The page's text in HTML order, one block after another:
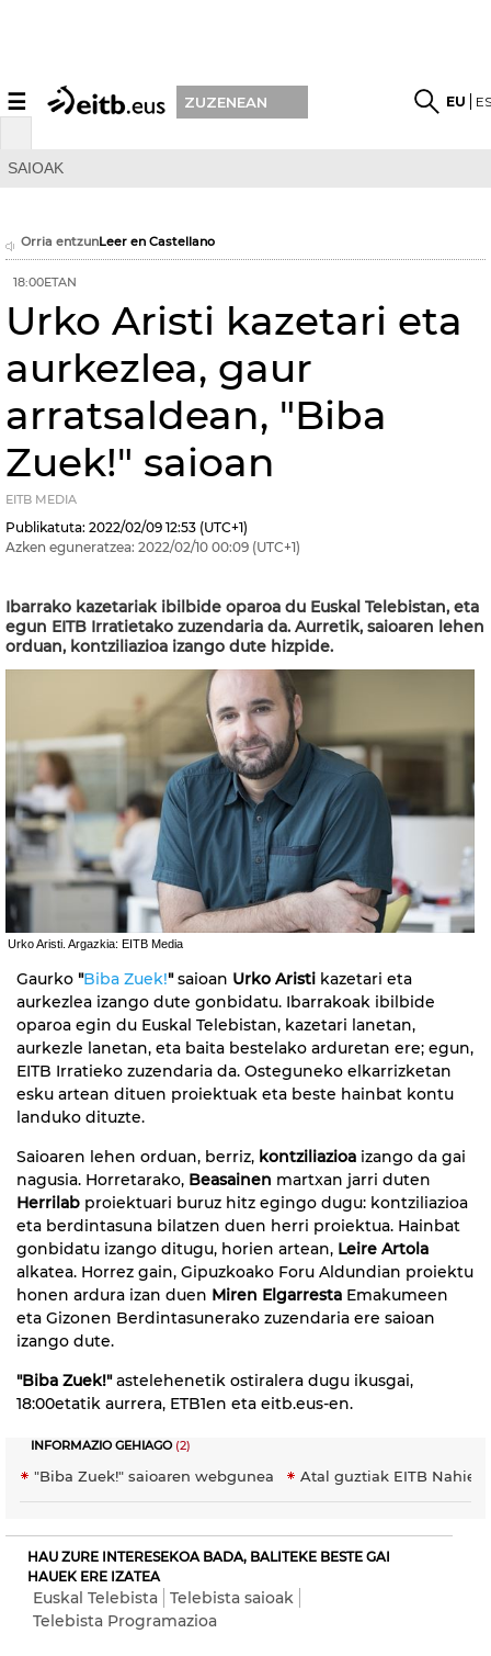
☰ ZUZENEAN EU
SAIOAK
Orria entzunLeer en Castellano
18:00ETAN
Urko Aristi kazetari eta
aurkezlea, gaur
arratsaldean, "Biba
Zuek!" saioan
EITB MEDIA
Publikatuta: 2022/02/09 12:53 (UTC+1)
Azken eguneratzea: 2022/02/10 00:09 (UTC+1)
Ibarrako kazetariak ibilbide oparoa du Euskal Telebistan, eta
egun EITB Irratietako zuzendaria da. Aurretik, saioaren lehen
orduan, kontziliazioa izango dute hizpide.
Urko Aristi. Argazkia: EITB Media
Gaurko "Biba Zuek!"saioan Urko Aristi kazetari eta
aurkezlea izango dute gonbidatu. Ibarrakoak ibilbide
oparoa egin du Euskal Telebistan, kazetari lanetan,
aurkezle lanetan, eta baita bestelako arduretan ere; egun,
EITB Irratieko zuzendaria da. Osteguneko elkarrizketan
esku artean dituen proiektuak eta beste hainbat kontu
landuko dituzte.
Saioaren lehen orduan, berriz, kontziliazioa izango da gai
nagusia. Horretarako, Beasainen martxan jarri duten
Herrilab proiektuari buruz hitz egingo dugu: kontziliazioa
eta berdintasuna bilatzen duen herri proiektua. Hainbat
gonbidatu izango ditugu, horien artean, Leire Artola
alkatea. Horrez gain, Gipuzkoako Foru Aldundian proiektu
honen ardura izan duen Miren Elgarresta Emakumeen
eta Gizonen Berdintasunerako zuzendaria ere saioan
izango dute.
"Biba Zuek!"astelehenetik ostiralera dugu ikusgai,
18:00etatik aurrera, ETB1en eta eitb.eus-en.
INFORMAZIO GEHIAGO(2)
"Biba Zuek!" saioaren webgunea Atal guztiak EITB
HAU ZURE INTERESEKOA BADA, BALITEKE BESTE GAI
HAUEK ERE IZATEA
Euskal Telebista
Telebista saioak
Telebista Programazioa